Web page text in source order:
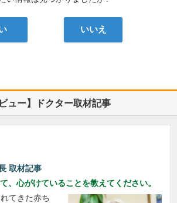
いいえ
ュー】ドクター取材記事
取材記事
、心がけていることを教えてください。
てきた赤ち